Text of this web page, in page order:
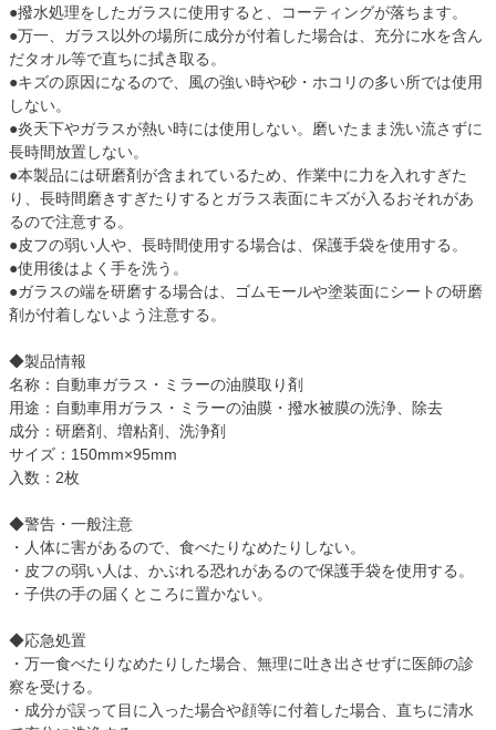
●撥水処理をしたガラスに使用すると、コーティングが落ちます。
●万一、ガラス以外の場所に成分が付着した場合は、充分に水を含ん
だタオル等で直ちに拭き取る。
●キズの原因になるので、風の強い時や砂・ホコリの多い所では使用
しない。
●炎天下やガラスが熱い時には使用しない。磨いたまま洗い流さずに
長時間放置しない。
●本製品には研磨剤が含まれているため、作業中に力を入れすぎた
り、長時間磨きすぎたりするとガラス表面にキズが入るおそれがあ
るので注意する。
●皮フの弱い人や、長時間使用する場合は、保護手袋を使用する。
●使用後はよく手を洗う。
●ガラスの端を研磨する場合は、ゴムモールや塗装面にシートの研磨
剤が付着しないよう注意する。
◆製品情報
名称：自動車ガラス・ミラーの油膜取り剤
用途：自動車用ガラス・ミラーの油膜・撥水被膜の洗浄、除去
成分：研磨剤、増粘剤、洗浄剤
サイズ：150mm×95mm
入数：2枚
◆警告・一般注意
・人体に害があるので、食べたりなめたりしない。
・皮フの弱い人は、かぶれる恐れがあるので保護手袋を使用する。
・子供の手の届くところに置かない。
◆応急処置
・万一食べたりなめたりした場合、無理に吐き出させずに医師の診
察を受ける。
・成分が誤って目に入った場合や顔等に付着した場合、直ちに清水